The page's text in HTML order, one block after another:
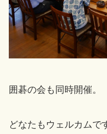
囲碁の会も同時開催。
どなたもウェルカムで